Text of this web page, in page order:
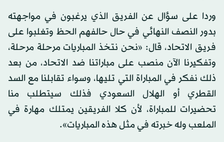
وردا على سؤال عن الفريق الذي يرغبون في مواجهته
بدور النصف النهائي في حال حالفهم الحظ وتغلبوا على
فريق الاتحاد، قال: «نحن نتخذ المباريات مرحلة مرحلة،
وتفكيرنا الآن منصب على مباراتنا ضد الاتحاد، من بعد
ذلك نفكر في المباراة التي تليها، وسواء تقابلنا مع السد
القطري أو الهلال السعودي فذلك سيتطلب منا
تحضيرات للمباراة، لأن كلا الفريقين يمتلك مهارة في
الملعب وله خبرته في مثل هذه المباريات».